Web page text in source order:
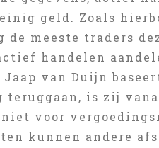
geld. Zoals
meeste traders
handelen
van Duijn
teruggaan, is zij
voor
kunnen andere